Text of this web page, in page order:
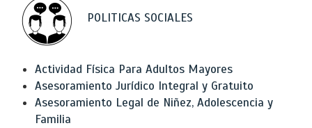
POLITICAS SOCIALES
Actividad Física Para Adultos Mayores
Asesoramiento Jurídico Integral y Gratuito
Asesoramiento Legal de Niñez, Adolescencia y
Familia